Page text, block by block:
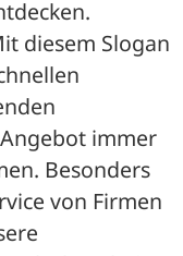
diesem Slogan
immer
Besonders
von Firmen